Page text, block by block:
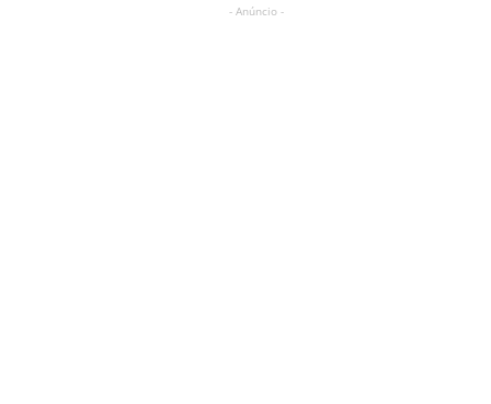
- Anúncio -